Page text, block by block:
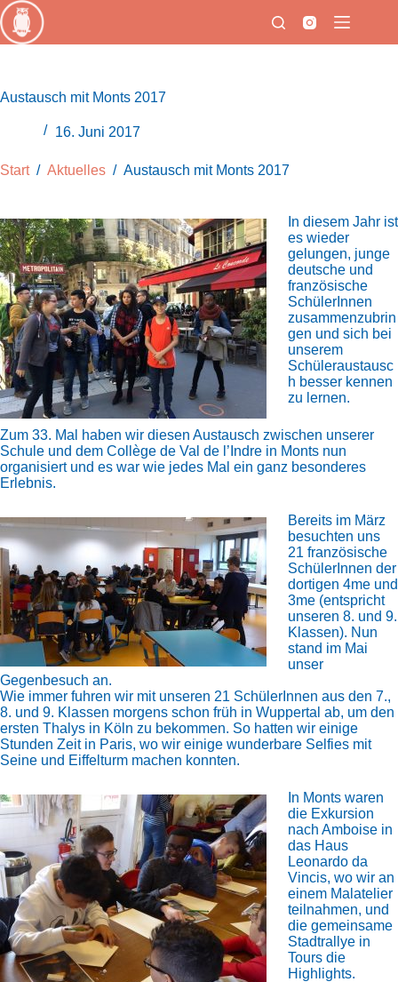
Zum
Inhalt
springen
Austausch mit Monts 2017
16. Juni 2017
Start / Aktuelles / Austausch mit Monts 2017
In diesem Jahr ist
es wieder
gelungen, junge
deutsche und
französische
SchülerInnen
zusammenzubrin
gen und sich bei
unserem
Schüleraustausc
h besser kennen
zu lernen.
Zum 33. Mal haben wir diesen Austausch zwischen unserer
Schule und dem Collège de Val de l’Indre in Monts nun
organisiert und es war wie jedes Mal ein ganz besonderes
Erlebnis.
Bereits im März
besuchten uns
21 französische
SchülerInnen der
dortigen 4me und
3me (entspricht
unseren 8. und 9.
Klassen). Nun
stand im Mai
unser
Gegenbesuch an.
Wie immer fuhren wir mit unseren 21 SchülerInnen aus den 7.,
8. und 9. Klassen morgens schon früh in Wuppertal ab, um den
ersten Thalys in Köln zu bekommen. So hatten wir einige
Stunden Zeit in Paris, wo wir einige wunderbare Selfies mit
Seine und Eiffelturm machen konnten.
In Monts waren
die Exkursion
nach Amboise in
das Haus
Leonardo da
Vincis, wo wir an
einem Malatelier
teilnahmen, und
die gemeinsame
Stadtrallye in
Tours die
Highlights.